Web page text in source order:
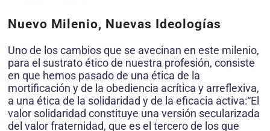
Nuevo Milenio, Nuevas Ideologías
Uno de los cambios que se avecinan en este milenio,
para el sustrato ético de nuestra profesión, consiste
en que hemos pasado de una ética de la
mortificación y de la obediencia acrítica y arreflexiva,
a una ética de la solidaridad y de la eficacia activa:“El
valor solidaridad constituye una versión secularizada
del valor fraternidad, que es el tercero de los que